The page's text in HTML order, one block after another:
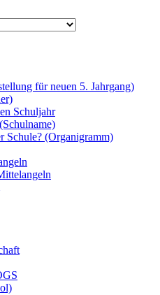
für neuen 5. Jahrgang)
Schuljahr
Schule? (Organigramm)